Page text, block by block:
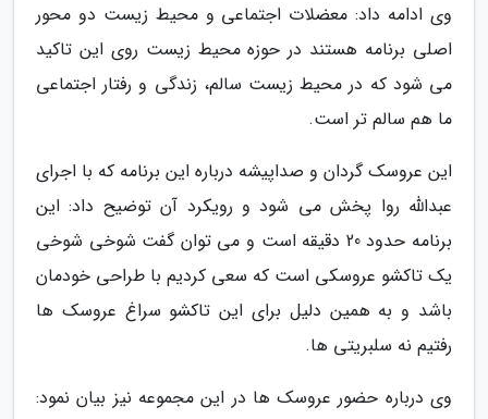
وی ادامه داد: معضلات اجتماعی و محیط زیست دو محور
اصلی برنامه هستند در حوزه محیط زیست روی این تاکید
می شود که در محیط زیست سالم، زندگی و رفتار اجتماعی
ما هم سالم تر است.
این عروسک گردان و صداپیشه درباره این برنامه که با اجرای
عبدالله روا پخش می شود و رویکرد آن توضیح داد: این
برنامه حدود 20 دقیقه است و می توان گفت شوخی شوخی
یک تاکشو عروسکی است که سعی کردیم با طراحی خودمان
باشد و به همین دلیل برای این تاکشو سراغ عروسک ها
رفتیم نه سلبریتی ها.
وی درباره حضور عروسک ها در این مجموعه نیز بیان نمود: